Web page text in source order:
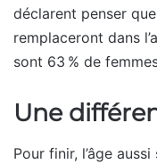
déclarent penser
remplaceront dans
sont 63 % de
Une
Pour finir, l’âge